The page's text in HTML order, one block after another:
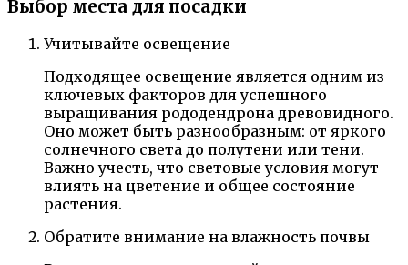
Выбор места для посадки
Учитывайте освещение
Подходящее освещение является одним из
ключевых факторов для успешного
выращивания рододендрона древовидного.
Оно может быть разнообразным: от яркого
солнечного света до полутени или тени.
Важно учесть, что световые условия могут
влиять на цветение и общее состояние
растения.
Обратите внимание на влажность почвы